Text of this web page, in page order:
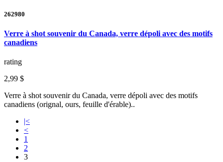
262980
Verre à shot souvenir du Canada, verre dépoli avec des motifs
canadiens
rating
2,99 $
Verre à shot souvenir du Canada, verre dépoli avec des motifs
canadiens (orignal, ours, feuille d'érable)..
|<
<
1
2
3